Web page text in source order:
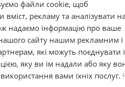
файли cookie, щоб
вміст, рекламу та аналізувати
надаємо інформацію про ваше
сайту нашим рекламним і
які можуть поєднувати
яку ви їм надали або яку
вами їхніх послуг.